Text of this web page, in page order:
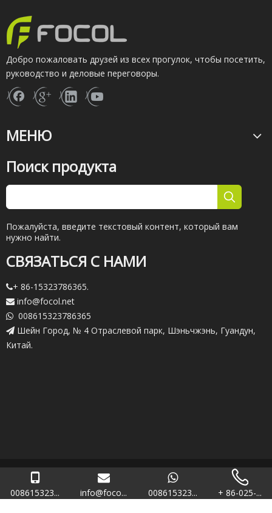
Добро пожаловать друзей из всех прогулок, чтобы посетить,
руководство и деловые переговоры.
МЕНЮ
Поиск продукта
Пожалуйста, введите текстовый контент, который вам
нужно найти.
008615323... info@foco... 008615323... + 86-025-...
СВЯЗАТЬСЯ С НАМИ
+ 86-15323786365.
 info@focol.net
 008615323786365
 Шейн Город, № 4 Отраслевой парк, Шэньчжэнь, Гуандун,
Китай.
Copryright.
2021 Шэньчжэнь РБ (Фокал) Технологии Co., Ltd.